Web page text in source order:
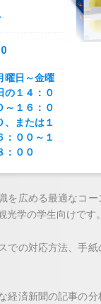
曜日～金曜
の１４：０
～１６：０
、または１
：００～１
：００
を広める最適なコ
光学の学生向けです。
での対応方法、手
経済新聞の記事の